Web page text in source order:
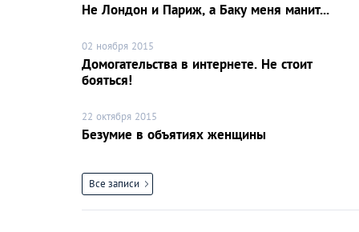
Не Лондон и Париж, а Баку меня манит...
02 ноября 2015
Домогательства в интернете. Не стоит
бояться!
22 октября 2015
Безумие в объятиях женщины
Все записи